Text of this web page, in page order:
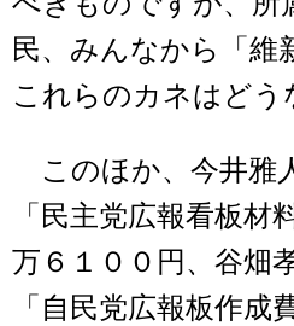
民、みんなから「維
これらのカネはどう
このほか、今井雅
「民主党広報看板材
万６１００円、谷畑
「自民党広報板作成